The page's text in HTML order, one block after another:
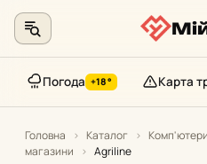
контенту
Погода +18° Карта
Головна › Каталог › Комп'ютери
магазини
› Agriline